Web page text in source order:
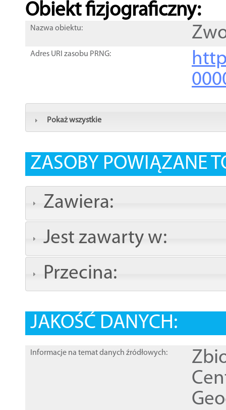
Obiekt fizjograficzny:
Nazwa obiektu:
Adres URI zasobu PRNG:
Pokaż wszystkie
ZASOBY POWIĄZANE
Zawiera:
Jest zawarty w:
Przecina:
JAKOŚĆ DANYCH:
Informacje na temat danych źródłowych: